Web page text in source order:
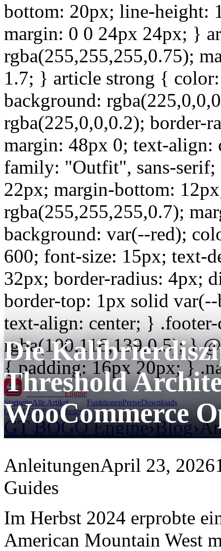
bottom: 20px; line-height:
margin: 0 0 24px 24px; }
rgba(255,255,255,0.75);
1.7; } article strong {
background:
rgba(225,0,0,0.2); border-
margin: 48px 0; text-
family: "Outfit", sans-
22px; margin-bottom:
rgba(255,255,255,0.7);
background: var(--red);
600; font-size: 15px; text-
32px; border-radius: 4px;
border-top: 1px solid
text-align: center; }
rgba(100,116,139,0.5); }
{ padding: 16px 20px; }
GT BOGOEngine
StartseiteAlle Artikel FunktionenPreiseDownloads
GT BOGO Engine holen →
GT BOGO Engine›Blog›
Die
Threshold
WooCommerce
AnleitungenApril 23, 2026
Guides
Im Herbst 2024 erprobte
American Mountain West